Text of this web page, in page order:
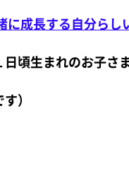
に成長する自分ら
頃生まれのお子さ
）